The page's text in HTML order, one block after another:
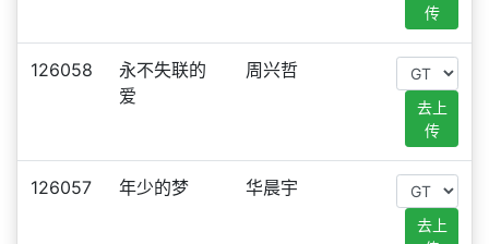
传
126058
永不失联的
爱
周兴哲
去上
传
126057 年少的梦 华晨宇
去上